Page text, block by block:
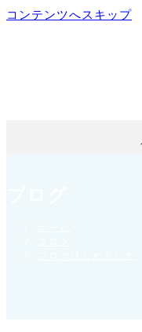
コンテンツへスキップ